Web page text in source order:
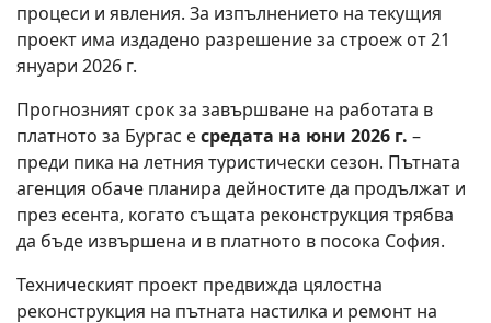
процеси и явления. За изпълнението на текущия
проект има издадено разрешение за строеж от 21
януари 2026 г.
Прогнозният срок за завършване на работата в
платното за Бургас есредата на юни 2026 г. –
преди пика на летния туристически сезон. Пътната
агенция обаче планира дейностите да продължат и
през есента, когато същата реконструкция трябва
да бъде извършена и в платното в посока София.
Техническият проект предвижда цялостна
реконструкция на пътната настилка и ремонт на